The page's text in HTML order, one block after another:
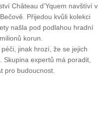
Château d’Yquem navštíví v
Přijedou kvůli kolekci
našla pod podlahou hradní
korun.
jinak hrozí, že se jejich
Skupina expertů má poradit,
pro budoucnost.